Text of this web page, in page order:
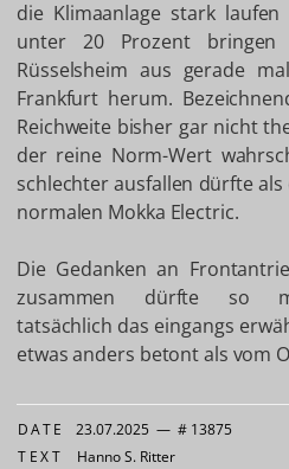
die Klimaanlage stark
unter 20 Prozent
Rüsselsheim aus gerade
Frankfurt herum.
Reichweite bisher gar nicht
der reine Norm-Wert
schlechter ausfallen dürfte
normalen Mokka Electric.
Die Gedanken an
zusammen dürfte so
tatsächlich das eingangs
etwas anders betont als vom
DATE 23.07.2025 — # 13875
TEXT Hanno S. Ritter